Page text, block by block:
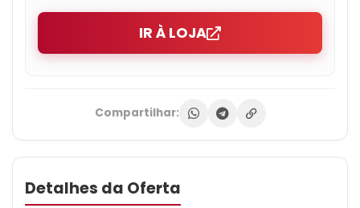
IR À LOJA
Compartilhar:
Detalhes da Oferta